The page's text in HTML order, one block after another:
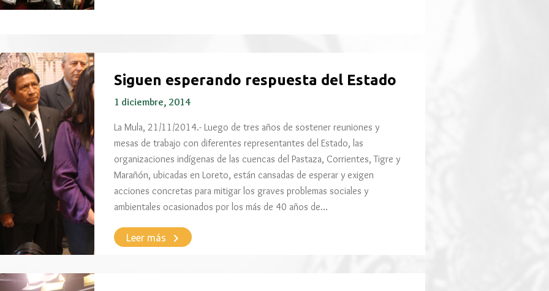
Siguen esperando respuesta del Estado
1 diciembre, 2014
La Mula, 21/11/2014.- Luego de tres años de sostener reuniones y
mesas de trabajo con diferentes representantes del Estado, las
organizaciones indígenas de las cuencas del Pastaza, Corrientes, Tigre y
Marañón, ubicadas en Loreto, están cansadas de esperar y exigen
acciones concretas para mitigar los graves problemas sociales y
ambientales ocasionados por los más de 40 años de…
Leer más keyboard_arrow_right